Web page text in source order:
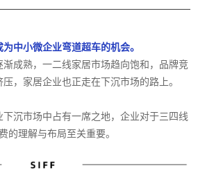
为中小微企业弯道超车的机会。
渐成熟，一二线家居市场趋向饱和，品牌竞
，家居企业也正走在下沉市场的路上。
沉市场中占有一席之地，企业对于三四线
的理解与布局至关重要。